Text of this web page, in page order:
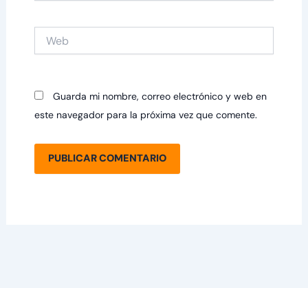
Guarda mi nombre, correo electrónico y web en
este navegador para la próxima vez que comente.